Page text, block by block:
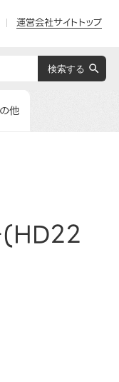
運営会社サイトトップ
他
(HD22